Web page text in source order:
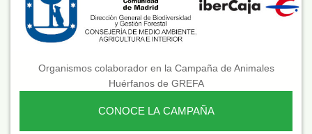
Organismos colaborador en la Campaña de Animales
Huérfanos de GREFA
CONOCE LA CAMPAÑA